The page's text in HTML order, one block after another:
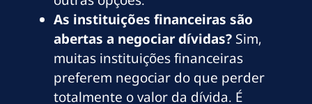
As instituições financeiras são
abertas a negociar dívidas? Sim,
muitas instituições financeiras
preferem negociar do que perder
totalmente o valor da dívida. É